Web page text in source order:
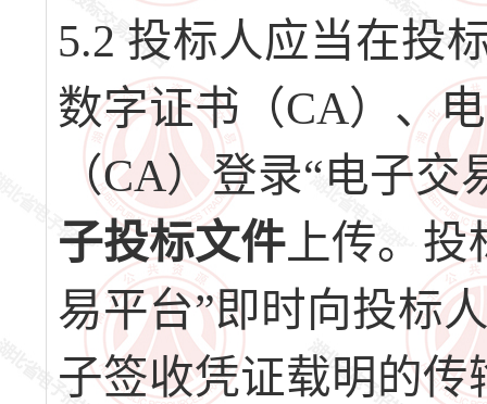
5.2 投标人应当在投
数字证书（CA）、
（CA）登录“电子
子投标文件 上传。
易平台”即时向投标
子签收凭证载明的